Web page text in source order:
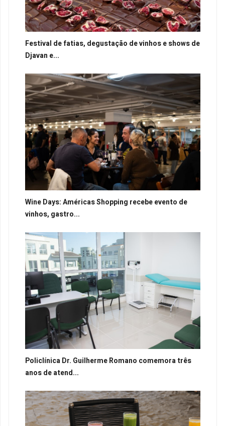
Festival de fatias, degustação de vinhos e shows de
Djavan e...
Wine Days: Américas Shopping recebe evento de
vinhos, gastro...
Policlínica Dr. Guilherme Romano comemora três
anos de atend...